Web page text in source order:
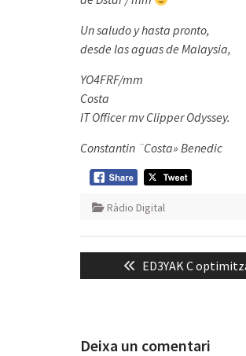
Un saludo y hasta pronto,
desde las aguas de Malaysia,
YO4FRF/mm
Costa
IT Officer mv Clipper Odyssey.
Constantin ¨Costa» Benedic
Ràdio Digital
Navegació
d'entradesPrevious
post:
ED3YAK C
Deixa un comentari